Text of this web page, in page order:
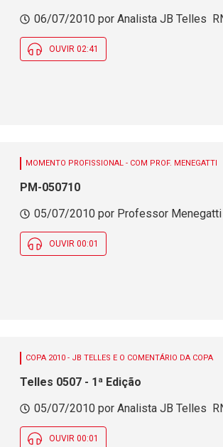
06/07/2010 por Analista JB Telles 
OUVIR 02:41
MOMENTO PROFISSIONAL - COM PROF. MENEGATTI
PM-050710
05/07/2010 por Professor Menegatti
OUVIR 00:01
COPA 2010 - JB TELLES E O COMENTÁRIO DA COPA
Telles 0507 - 1ª Edição
05/07/2010 por Analista JB Telles 
OUVIR 00:01